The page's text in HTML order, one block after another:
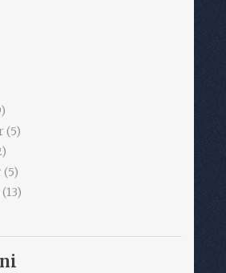
(5)
(5)
(13)